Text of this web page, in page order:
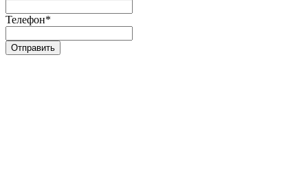
Телефон*
Отправить